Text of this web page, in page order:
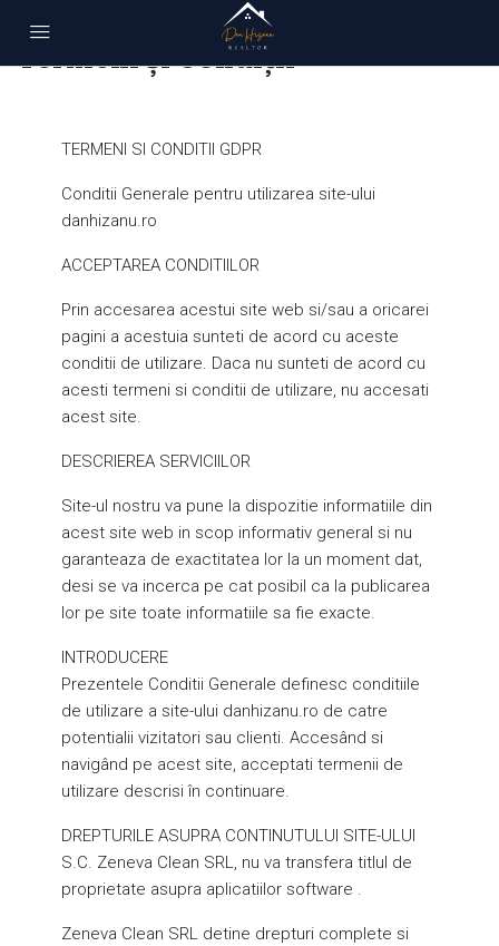
Acasă
Termeni și Condiții
TERMENI SI CONDITII GDPR
Conditii Generale pentru utilizarea site-ului
danhizanu.ro
ACCEPTAREA CONDITIILOR
Prin accesarea acestui site web si/sau a oricarei
pagini a acestuia sunteti de acord cu aceste
conditii de utilizare. Daca nu sunteti de acord cu
acesti termeni si conditii de utilizare, nu accesati
acest site.
DESCRIEREA SERVICIILOR
Site-ul nostru va pune la dispozitie informatiile din
acest site web in scop informativ general si nu
garanteaza de exactitatea lor la un moment dat,
desi se va incerca pe cat posibil ca la publicarea
lor pe site toate informatiile sa fie exacte.
INTRODUCERE
Prezentele Conditii Generale definesc conditiile
de utilizare a site-ului danhizanu.ro de catre
potentialii vizitatori sau clienti. Accesând si
navigând pe acest site, acceptati termenii de
utilizare descrisi în continuare.
DREPTURILE ASUPRA CONTINUTULUI SITE-ULUI
S.C. Zeneva Clean SRL, nu va transfera titlul de
proprietate asupra aplicatiilor software .
Zeneva Clean SRL detine drepturi complete si